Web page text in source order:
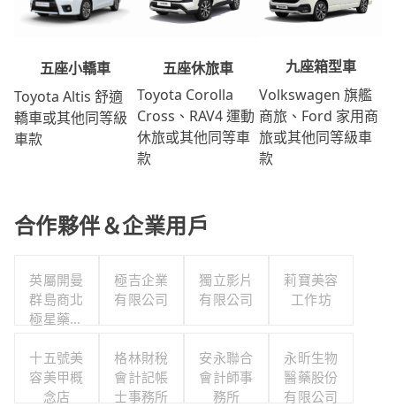
五座小轎車
Toyota Altis 舒適
轎車或其他同等級
車款
五座休旅車
Toyota Corolla
Cross、RAV4 運動
休旅或其他同等車
款
九座箱型車
Volkswagen 旗艦
商旅、Ford 家用商
旅或其他同等級車
款
合作夥伴＆企業用戶
英屬開曼
群島商北
極星藥業
有限公司
極吉企業
有限公司
獨立影片
有限公司
莉寶美容
工作坊
十五號美
容美甲概
念店
格林財稅
會計記帳
士事務所
安永聯合
會計師事
務所
永昕生物
醫藥股份
有限公司